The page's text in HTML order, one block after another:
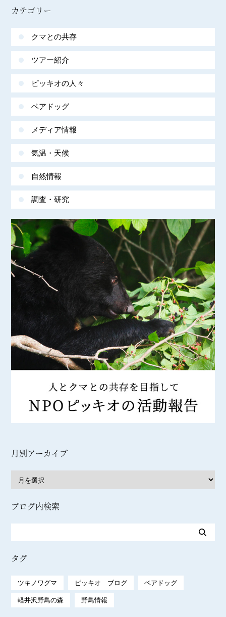
カテゴリー
クマとの共存
ツアー紹介
ピッキオの人々
ベアドッグ
メディア情報
気温・天候
自然情報
調査・研究
月別アーカイブ
ブログ内検索
タグ
ツキノワグマ ピッキオ ブログ ベアドッグ
軽井沢野鳥の森 野鳥情報